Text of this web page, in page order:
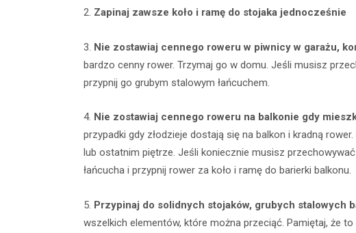
2. Zapinaj zawsze koło i ramę do stojaka jednocześnie
3. Nie zostawiaj cennego roweru w piwnicy w garażu,
bardzo cenny rower. Trzymaj go w domu. Jeśli musisz
przypnij go grubym stalowym łańcuchem.
4. Nie zostawiaj cennego roweru na balkonie gdy
przypadki gdy złodzieje dostają się na balkon i kradną
lub ostatnim piętrze. Jeśli koniecznie musisz
łańcucha i przypnij rower za koło i ramę do barierki balkonu.
5. Przypinaj do solidnych stojaków, grubych stalowych
wszelkich elementów, które można przeciąć. Pamiętaj, że